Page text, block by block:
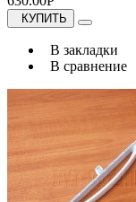
КУПИТЬ
В закладки
В сравнение